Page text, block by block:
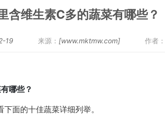
含维生素C多的蔬菜有哪些？
19 来源： [www.mktmw.com] 作者：
哪些？
面的十佳蔬菜详细列举。